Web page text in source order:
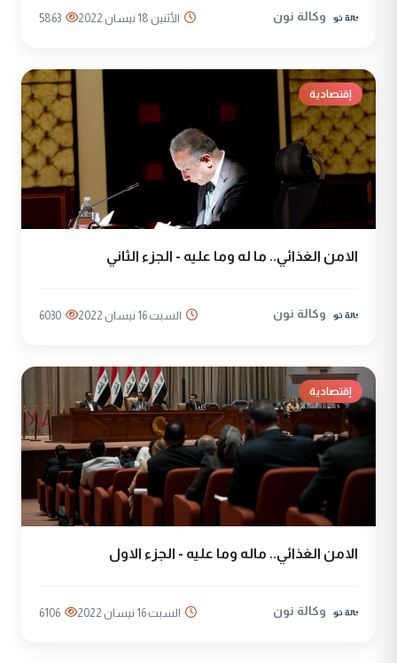
وكالة نون الأثنين 18 نيسان 2022 5863
إقتصادية
الامن الغذائي.. ما له وما عليه - الجزء الثاني
وكالة نون السبت 16 نيسان 2022 6030
إقتصادية
الامن الغذائي.. ماله وما عليه - الجزء الاول
وكالة نون السبت 16 نيسان 2022 6106